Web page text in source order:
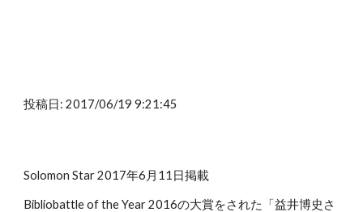
投稿日: 2017/06/19 9:21:45
Solomon Star 2017年6月11日掲載
Bibliobattle of the Year 2016の大賞をされた「益井博史さ